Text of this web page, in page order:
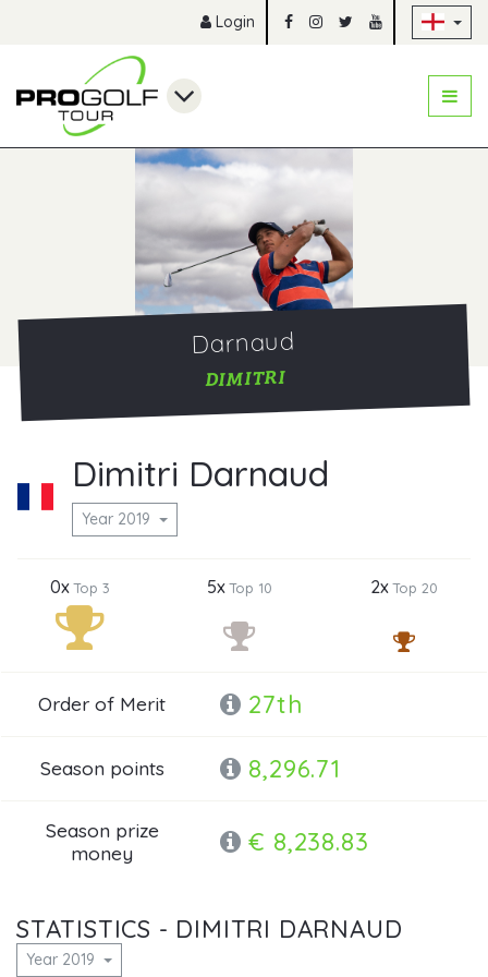
Login
Darnaud
DIMITRI
Dimitri Darnaud
Year 2019
0xTop 3 5xTop 10 2xTop 20
Order of Merit 27th
Season points 8,296.71
Season prize
money
€ 8,238.83
STATISTICS - DIMITRI DARNAUD
Year 2019